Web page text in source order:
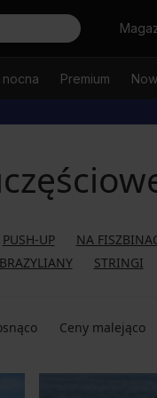
Szukaj
nocna Premium
PUSH-UP NA
BRAZYLIANY STRINGI
Ceny malejąco